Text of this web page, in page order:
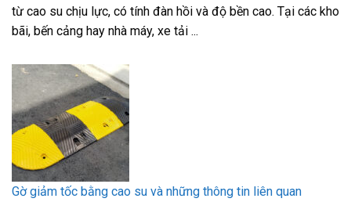
từ cao su chịu lực, có tính đàn hồi và độ bền cao. Tại các kho
bãi, bến cảng hay nhà máy, xe tải ...
Gờ giảm tốc bằng cao su và những thông tin liên quan